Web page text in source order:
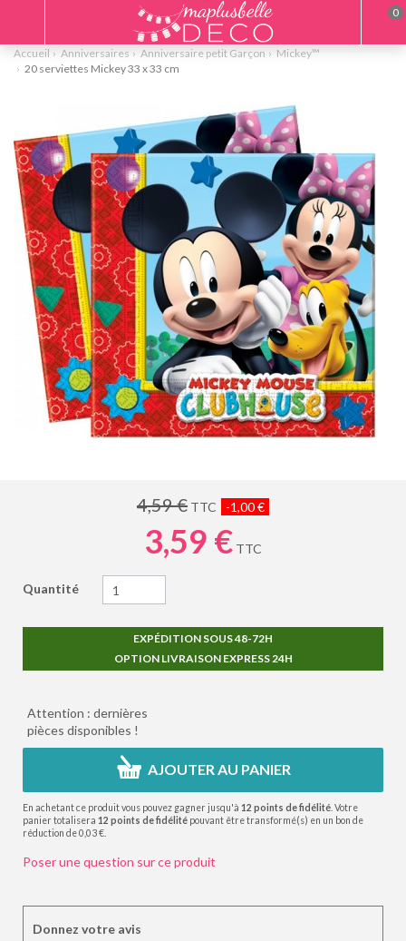
Accueil Anniversaires Anniversaire petit Garçon
Mickey™
20 serviettes Mickey 33 x 33 cm
4,59 € TTC -1,00 €
3,59 € TTC
Quantité
EXPÉDITION SOUS 48-72H
OPTION LIVRAISON EXPRESS 24H
Attention : dernières
pièces disponibles !
AJOUTER AU PANIER
En achetant ce produit vous pouvez gagner jusqu'à 12 points de fidélité . Votre
panier totalisera 12 points de fidélité pouvant être transformé(s) en un bon de
réduction de0,03 €
Poser une question sur ce produit
Donnez votre avis
0